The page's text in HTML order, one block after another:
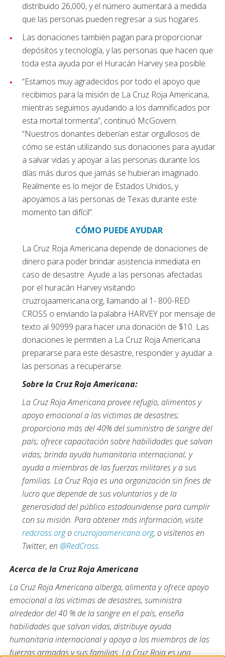
distribuido 26,000, y el número aumentará a medida
que las personas pueden regresar a sus hogares.
Las donaciones también pagan para proporcionar
depósitos y tecnología, y las personas que hacen que
toda esta ayuda por el Huracán Harvey sea posible.
“Estamos muy agradecidos por todo el apoyo que
recibimos para la misión de La Cruz Roja Americana,
mientras seguimos ayudando a los damnificados por
esta mortal tormenta”, continuó McGovern.
“Nuestros donantes deberían estar orgullosos de
cómo se están utilizando sus donaciones para ayudar
a salvar vidas y apoyar a las personas durante los
días más duros que jamás se hubieran imaginado.
Realmente es lo mejor de Estados Unidos, y
apoyamos a las personas de Texas durante este
momento tan difícil”.
CÓMO PUEDE AYUDAR
La Cruz Roja Americana depende de donaciones de
dinero para poder brindar asistencia inmediata en
caso de desastre. Ayude a las personas afectadas
por el huracán Harvey visitando
cruzrojaamericana.org, llamando al 1- 800-RED
CROSS o enviando la palabra HARVEY por mensaje de
texto al 90999 para hacer una donación de $10. Las
donaciones le permiten a La Cruz Roja Americana
prepararse para este desastre, responder y ayudar a
las personas a recuperarse.
Sobre la Cruz Roja Americana:
La Cruz Roja Americana provee refugio, alimentos y
apoyo emocional a las víctimas de desastres;
proporciona más del 40% del suministro de sangre del
país; ofrece capacitación sobre habilidades que salvan
vidas; brinda ayuda humanitaria internacional; y
ayuda a miembros de las fuerzas militares y a sus
familias. La Cruz Roja es una organización sin fines de
lucro que depende de sus voluntarios y de la
generosidad del público estadounidense para cumplir
con su misión. Para obtener más información, visite
redcross.orgocruzrojaamericana.org, o visítenos en
Twitter, en @RedCross.
Acerca de la Cruz Roja Americana
La Cruz Roja Americana alberga, alimenta y ofrece apoyo
emocional a las víctimas de desastres, suministra
alrededor del 40 % de la sangre en el país, enseña
habilidades que salvan vidas, distribuye ayuda
humanitaria internacional y apoya a los miembros de las
fuerzas armadas y sus familias. La Cruz Roja es una